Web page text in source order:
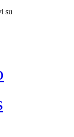
su